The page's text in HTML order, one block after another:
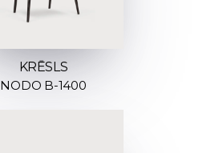
KRĒSLS
NODO B-1400